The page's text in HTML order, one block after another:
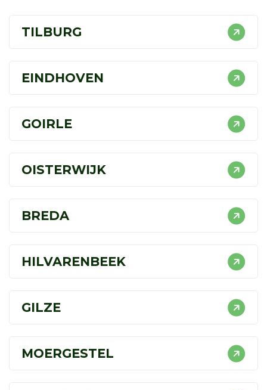
TILBURG
EINDHOVEN
GOIRLE
OISTERWIJK
BREDA
HILVARENBEEK
GILZE
MOERGESTEL